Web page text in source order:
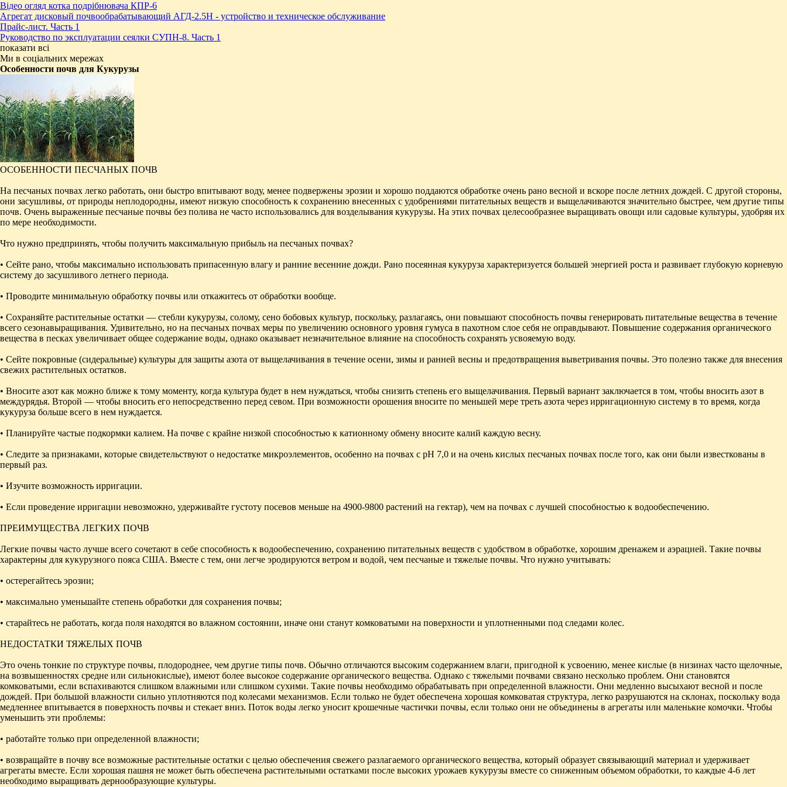
Відео огляд котка подрібнювача КПР-6
Агрегат дисковый почвообрабатывающий АГД-2.5Н - устройство и техническое обслуживание
Прайс-лист. Часть 1
Руководство по эксплуатации сеялки СУПН-8. Часть 1
показати всі
Ми в соціальних мережах
Особенности почв для Кукурузы
ОСОБЕННОСТИ ПЕСЧАНЫХ ПОЧВ
На песчаных почвах легко работать, они быстро впитывают воду, менее подвержены эрозии и хорошо поддаются обработке очень рано весной и вскоре после летних дождей. С другой стороны,
они засушливы, от природы неплодородны, имеют низкую способность к сохранению внесенных с удобрениями питательных веществ и выщелачиваются значительно быстрее, чем другие типы
почв. Очень выраженные песчаные почвы без полива не часто использовались для возделывания кукурузы. На этих почвах целесообразнее выращивать овощи или садовые культуры, удобряя их
по мере необходимости.
Что нужно предпринять, чтобы получить максимальную прибыль на песчаных почвах?
• Сейте рано, чтобы максимально использовать припасенную влагу и ранние весенние дожди. Рано посеянная кукуруза характеризуется большей энергией роста и развивает глубокую корневую
систему до засушливого летнего периода.
• Проводите минимальную обработку почвы или откажитесь от обработки вообще.
• Сохраняйте растительные остатки — стебли кукурузы, солому, сено бобовых культур, поскольку, разлагаясь, они повышают способность почвы генерировать питательные вещества в течение
всего сезонавыращивания. Удивительно, но на песчаных почвах меры по увеличению основного уровня гумуса в пахотном слое себя не оправдывают. Повышение содержания органического
вещества в песках увеличивает общее содержание воды, однако оказывает незначительное влияние на способность сохранять усвояемую воду.
• Сейте покровные (сидеральные) культуры для защиты азота от выщелачивания в течение осени, зимы и ранней весны и предотвращения выветривания почвы. Это полезно также для внесения
свежих растительных остатков.
• Вносите азот как можно ближе к тому моменту, когда культура будет в нем нуждаться, чтобы снизить степень его выщелачивания. Первый вариант заключается в том, чтобы вносить азот в
междурядья. Второй — чтобы вносить его непосредственно перед севом. При возможности орошения вносите по меньшей мере треть азота через ирригационную систему в то время, когда
кукуруза больше всего в нем нуждается.
• Планируйте частые подкормки калием. На почве с крайне низкой способностью к катионному обмену вносите калий каждую весну.
• Следите за признаками, которые свидетельствуют о недостатке микроэлементов, особенно на почвах с pH 7,0 и на очень кислых песчаных почвах после того, как они были известкованы в
первый раз.
• Изучите возможность ирригации.
• Если проведение ирригации невозможно, удерживайте густоту посевов меньше на 4900-9800 растений на гектар), чем на почвах с лучшей способностью к водообеспечению.
ПРЕИМУЩЕСТВА ЛЕГКИХ ПОЧВ
Легкие почвы часто лучше всего сочетают в себе способность к водообеспечению, сохранению питательных веществ с удобством в обработке, хорошим дренажем и аэрацией. Такие почвы
характерны для кукурузного пояса США. Вместе с тем, они легче эродируются ветром и водой, чем песчаные и тяжелые почвы. Что нужно учитывать:
• остерегайтесь эрозии;
• максимально уменьшайте степень обработки для сохранения почвы;
• старайтесь не работать, когда поля находятся во влажном состоянии, иначе они станут комковатыми на поверхности и уплотненными под следами колес.
НЕДОСТАТКИ ТЯЖЕЛЫХ ПОЧВ
Это очень тонкие по структуре почвы, плодороднее, чем другие типы почв. Обычно отличаются высоким содержанием влаги, пригодной к усвоению, менее кислые (в низинах часто щелочные,
на возвышенностях средне или сильнокислые), имеют более высокое содержание органического вещества. Однако с тяжелыми почвами связано несколько проблем. Они становятся
комковатыми, если вспахиваются слишком влажными или слишком сухими. Такие почвы необходимо обрабатывать при определенной влажности. Они медленно высыхают весной и после
дождей. При большой влажности сильно уплотняются под колесами механизмов. Если только не будет обеспечена хорошая комковатая структура, легко разрушаются на склонах, поскольку вода
медленнее впитывается в поверхность почвы и стекает вниз. Поток воды легко уносит крошечные частички почвы, если только они не объединены в агрегаты или маленькие комочки. Чтобы
уменьшить эти проблемы:
• работайте только при определенной влажности;
• возвращайте в почву все возможные растительные остатки с целью обеспечения свежего разлагаемого органического вещества, который образует связывающий материал и удерживает
агрегаты вместе. Если хорошая пашня не может быть обеспечена растительными остатками после высоких урожаев кукурузы вместе со сниженным объемом обработки, то каждые 4-6 лет
необходимо выращивать дернообразующие культуры.